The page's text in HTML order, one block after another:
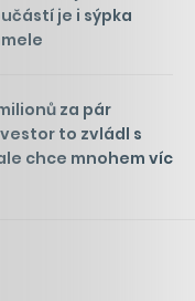
je i sýpka
za pár
to zvládl s
chce mnohem víc